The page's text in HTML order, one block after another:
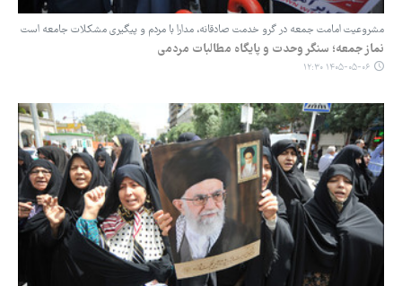
‏مشروعیت امامت جمعه در گرو خدمت صادقانه، مدارا با مردم و پیگیری مشکلات جامعه است
نماز جمعه؛ سنگر وحدت و پایگاه مطالبات مردمی
۱۴۰۵-۰۵-۰۶ ۱۲:۳۰